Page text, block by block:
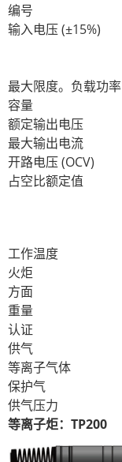
编号
输入电压 (±15%)
最大限度。负载功率
容量
额定输出电压
最大输出电流
开路电压 (OCV)
占空比额定值
工作温度
火炬
方面
重量
认证
供气
等离子气体
保护气
供气压力
等离子炬：TP200